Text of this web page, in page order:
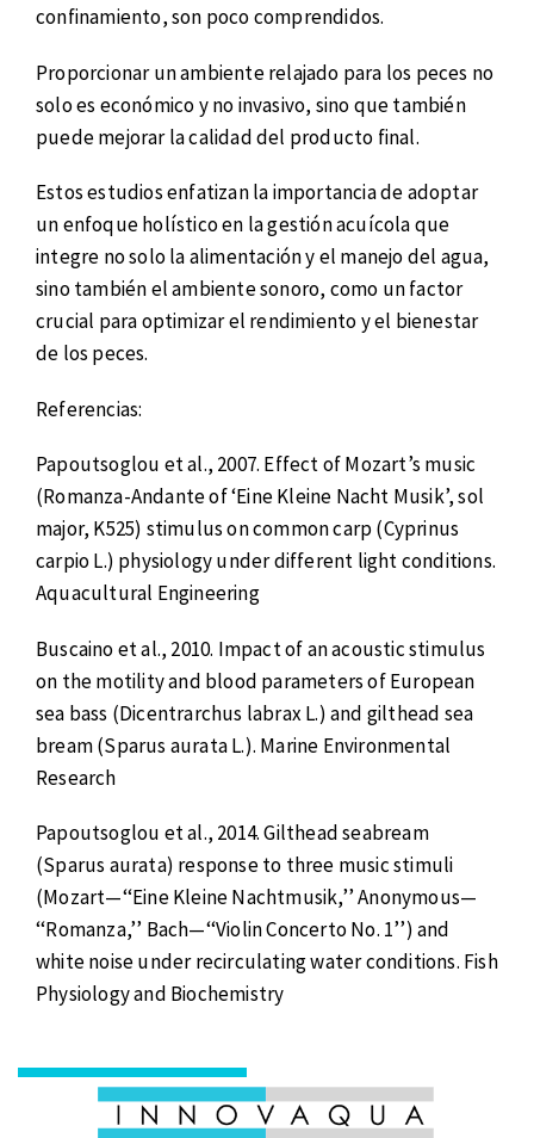
confinamiento, son poco comprendidos.
Proporcionar un ambiente relajado para los peces no
solo es económico y no invasivo, sino que también
puede mejorar la calidad del producto final.
Estos estudios enfatizan la importancia de adoptar
un enfoque holístico en la gestión acuícola que
integre no solo la alimentación y el manejo del agua,
sino también el ambiente sonoro, como un factor
crucial para optimizar el rendimiento y el bienestar
de los peces.
Referencias:
Papoutsoglou et al., 2007. Effect of Mozart’s music
(Romanza-Andante of ‘Eine Kleine Nacht Musik’, sol
major, K525) stimulus on common carp (Cyprinus
carpio L.) physiology under different light conditions.
Aquacultural Engineering
Buscaino et al., 2010. Impact of an acoustic stimulus
on the motility and blood parameters of European
sea bass (Dicentrarchus labrax L.) and gilthead sea
bream (Sparus aurata L.). Marine Environmental
Research
Papoutsoglou et al., 2014. Gilthead seabream
(Sparus aurata) response to three music stimuli
(Mozart—‘‘Eine Kleine Nachtmusik,’’ Anonymous—
‘‘Romanza,’’ Bach—‘‘Violin Concerto No. 1’’) and
white noise under recirculating water conditions. Fish
Physiology and Biochemistry